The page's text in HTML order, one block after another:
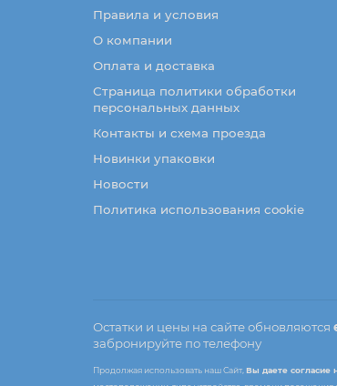
Правила и условия
О компании
Оплата и доставка
Страница политики обработки
персональных данных
Контакты и схема проезда
Новинки упаковки
Новости
Политика использования cookie
Остатки и цены на сайте обновляются
забронируйте по телефону
Продолжая использовать наш Сайт,Вы даете согласие